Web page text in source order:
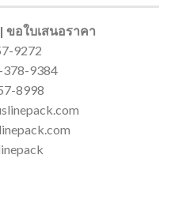
ขอใบเสนอราคา
9272
378-9384
8998